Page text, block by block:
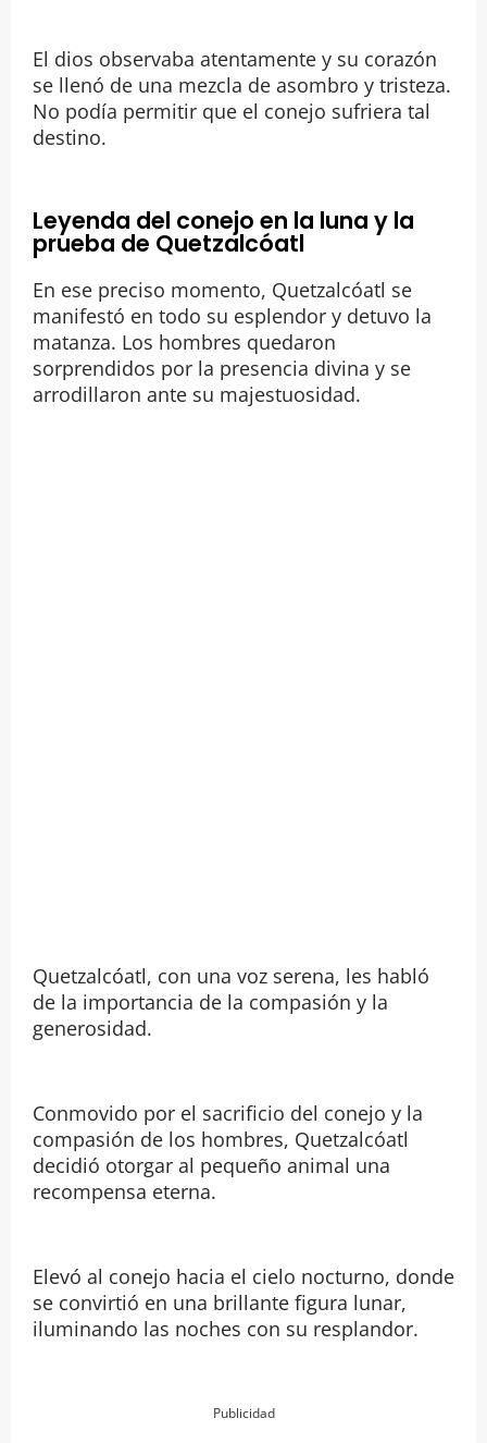
El dios observaba atentamente y su corazón
se llenó de una mezcla de asombro y tristeza.
No podía permitir que el conejo sufriera tal
destino.
Leyenda del conejo en la luna y la
prueba de Quetzalcóatl
En ese preciso momento, Quetzalcóatl se
manifestó en todo su esplendor y detuvo la
matanza. Los hombres quedaron
sorprendidos por la presencia divina y se
arrodillaron ante su majestuosidad.
Quetzalcóatl, con una voz serena, les habló
de la importancia de la compasión y la
generosidad.
Conmovido por el sacrificio del conejo y la
compasión de los hombres, Quetzalcóatl
decidió otorgar al pequeño animal una
recompensa eterna.
Elevó al conejo hacia el cielo nocturno, donde
se convirtió en una brillante figura lunar,
iluminando las noches con su resplandor.
Publicidad